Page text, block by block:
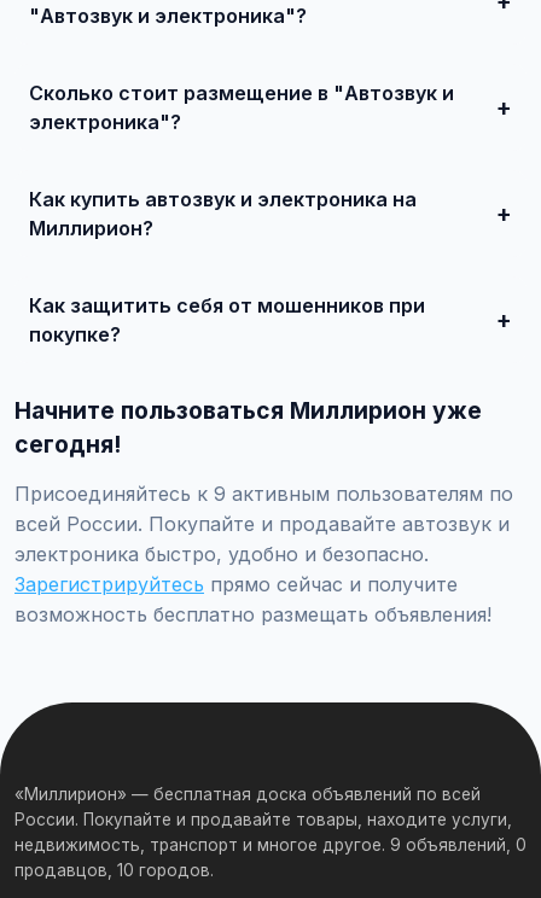
"Автозвук и электроника"?
Автозвук и электроника", заполните форму и
опубликуйте. Первые объявления — бесплатно!
Сколько стоит размещение в "Автозвук и
электроника"?
доступно платное продвижение всего от 500 ₽ в месяц.
Как купить автозвук и электроника на
Миллирион?
встрече и совершите сделку.
Как защитить себя от мошенников при
покупке?
предоплату незнакомцам.
Начните пользоваться Миллирион уже
сегодня!
Присоединяйтесь к 9 активным пользователям по
всей России. Покупайте и продавайте автозвук и
электроника быстро, удобно и безопасно.
Зарегистрируйтесь прямо сейчас и получите
возможность бесплатно размещать объявления!
«Миллирион» — бесплатная доска объявлений по всей
России. Покупайте и продавайте товары, находите услуги,
недвижимость, транспорт и многое другое. 9 объявлений, 0
продавцов, 10 городов.